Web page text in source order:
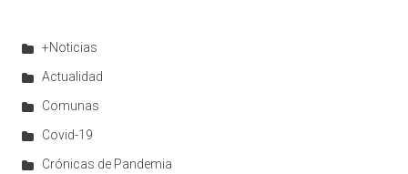
+Noticias
Actualidad
Comunas
Covid-19
Crónicas de Pandemia